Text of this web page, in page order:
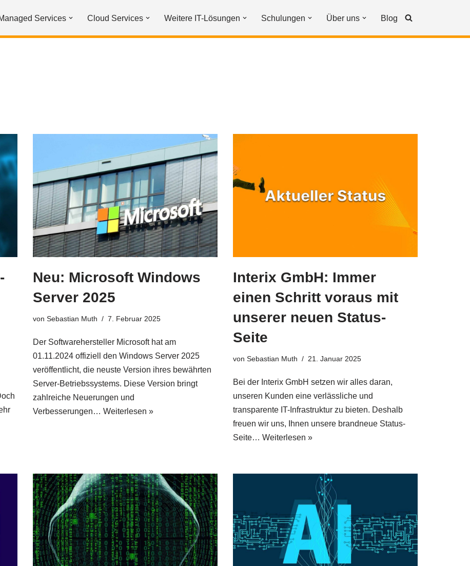
Services Cloud Services Weitere IT-Lösungen Schulungen Über uns Blog
Neu: Microsoft Windows
Server 2025
von Sebastian Muth 7. Februar 2025
Der Softwarehersteller Microsoft hat am
01.11.2024 offiziell den Windows Server 2025
veröffentlicht, die neuste Version ihres bewährten
Server-Betriebssystems. Diese Version bringt
zahlreiche Neuerungen und
Verbesserungen… Weiterlesen »
Interix GmbH: Immer
einen Schritt voraus mit
unserer neuen Status-
Seite
von Sebastian Muth 21. Januar 2025
Bei der Interix GmbH setzen wir alles daran,
unseren Kunden eine verlässliche und
transparente IT-Infrastruktur zu bieten. Deshalb
freuen wir uns, Ihnen unsere brandneue Status-
Seite… Weiterlesen »